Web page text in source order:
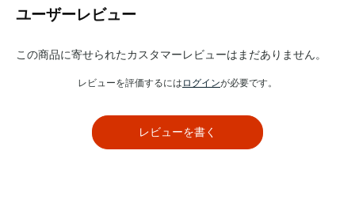
ユーザーレビュー
この商品に寄せられたカスタマーレビューはまだありません。
レビューを評価するには ログインが必要です。
レビューを書く